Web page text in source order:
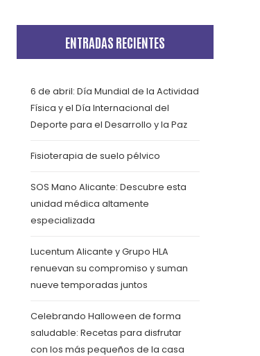
ENTRADAS RECIENTES
6 de abril: Día Mundial de la Actividad
Física y el Día Internacional del
Deporte para el Desarrollo y la Paz
Fisioterapia de suelo pélvico
SOS Mano Alicante: Descubre esta
unidad médica altamente
especializada
Lucentum Alicante y Grupo HLA
renuevan su compromiso y suman
nueve temporadas juntos
Celebrando Halloween de forma
saludable: Recetas para disfrutar
con los más pequeños de la casa